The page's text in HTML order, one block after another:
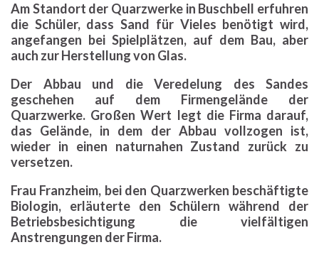
Am Standort der Quarzwerke in Buschbell erfuhren
die Schüler, dass Sand für Vieles benötigt wird,
angefangen bei Spielplätzen, auf dem Bau, aber
auch zur Herstellung von Glas.
Der Abbau und die Veredelung des Sandes
geschehen auf dem Firmengelände der
Quarzwerke. Großen Wert legt die Firma darauf,
das Gelände, in dem der Abbau vollzogen ist,
wieder in einen naturnahen Zustand zurück zu
versetzen.
Frau Franzheim, bei den Quarzwerken beschäftigte
Biologin, erläuterte den Schülern während der
Betriebsbesichtigung die vielfältigen
Anstrengungen der Firma.